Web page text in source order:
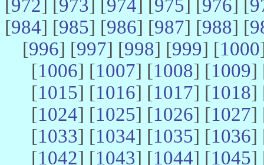
[972] [973] [974] [975] [976] [
[984] [985] [986] [987] [988] [
[996] [997] [998] [999] [1000
[1006] [1007] [1008] [1009]
[1015] [1016] [1017] [1018]
[1024] [1025] [1026] [1027]
[1033] [1034] [1035] [1036]
[1042] [1043] [1044] [1045]